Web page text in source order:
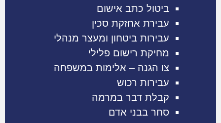
ביטול כתב אישום
עבירת אחזקת סכין
עבירות ביטחון ומעצר מנהלי
מחיקת רישום פלילי
צו הגנה – אלימות במשפחה
עבירות רכוש
קבלת דבר במרמה
סחר בבני אדם